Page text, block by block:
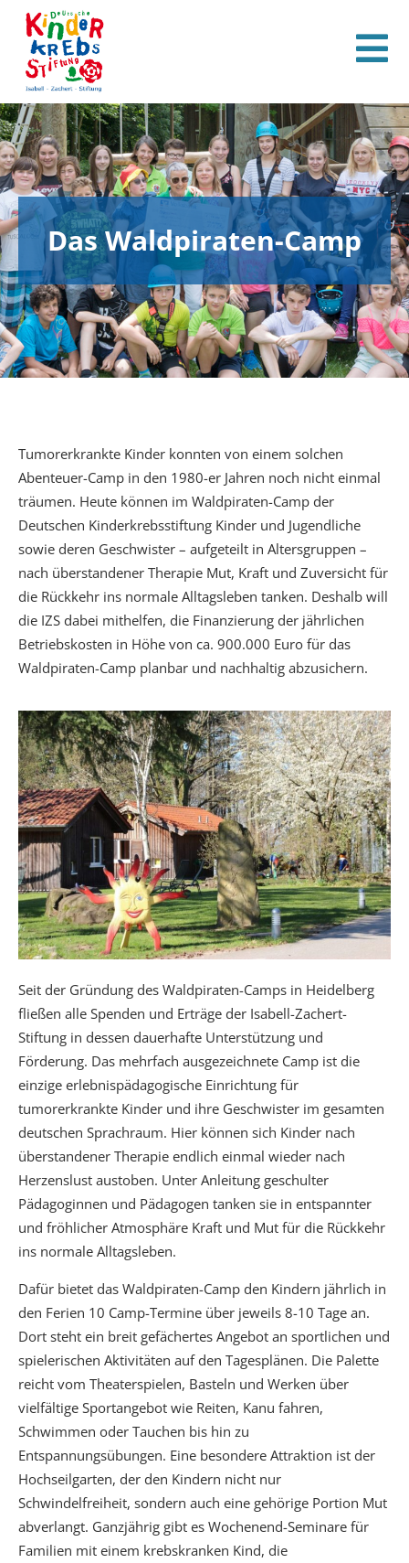
Das Waldpiraten-Camp
Tumorerkrankte Kinder konnten von einem solchen
Abenteuer-Camp in den 1980-er Jahren noch nicht einmal
träumen. Heute können im Waldpiraten-Camp der
Deutschen Kinderkrebsstiftung Kinder und Jugendliche
sowie deren Geschwister – aufgeteilt in Altersgruppen –
nach überstandener Therapie Mut, Kraft und Zuversicht für
die Rückkehr ins normale Alltagsleben tanken. Deshalb will
die IZS dabei mithelfen, die Finanzierung der jährlichen
Betriebskosten in Höhe von ca. 900.000 Euro für das
Waldpiraten-Camp planbar und nachhaltig abzusichern.
Seit der Gründung des Waldpiraten-Camps in Heidelberg
fließen alle Spenden und Erträge der Isabell-Zachert-
Stiftung in dessen dauerhafte Unterstützung und
Förderung. Das mehrfach ausgezeichnete Camp ist die
einzige erlebnispädagogische Einrichtung für
tumorerkrankte Kinder und ihre Geschwister im gesamten
deutschen Sprachraum. Hier können sich Kinder nach
überstandener Therapie endlich einmal wieder nach
Herzenslust austoben. Unter Anleitung geschulter
Pädagoginnen und Pädagogen tanken sie in entspannter
und fröhlicher Atmosphäre Kraft und Mut für die Rückkehr
ins normale Alltagsleben.
Dafür bietet das Waldpiraten-Camp den Kindern jährlich in
den Ferien 10 Camp-Termine über jeweils 8-10 Tage an.
Dort steht ein breit gefächertes Angebot an sportlichen und
spielerischen Aktivitäten auf den Tagesplänen. Die Palette
reicht vom Theaterspielen, Basteln und Werken über
vielfältige Sportangebot wie Reiten, Kanu fahren,
Schwimmen oder Tauchen bis hin zu
Entspannungsübungen. Eine besondere Attraktion ist der
Hochseilgarten, der den Kindern nicht nur
Schwindelfreiheit, sondern auch eine gehörige Portion Mut
abverlangt. Ganzjährig gibt es Wochenend-Seminare für
Familien mit einem krebskranken Kind, die